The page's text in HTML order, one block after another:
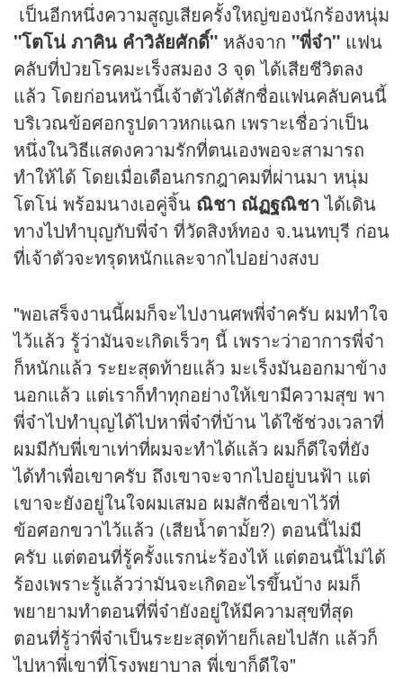
เป็นอีกหนึ่งความสูญเสียครั้งใหญ่ของนักร้องหนุ่ม
"โตโน่ ภาคิน คำวิลัยศักดิ์" หลังจาก "พี่จ๋า" แฟน
คลับที่ป่วยโรคมะเร็งสมอง 3 จุด ได้เสียชีวิตลง
แล้ว โดยก่อนหน้านี้เจ้าตัวได้สักชื่อแฟนคลับคนนี้
บริเวณข้อศอกรูปดาวหกแฉก เพราะเชื่อว่าเป็น
หนึ่งในวิธีแสดงความรักที่ตนเองพอจะสามารถ
ทำให้ได้ โดยเมื่อเดือนกรกฎาคมที่ผ่านมา หนุ่ม
โตโน่ พร้อมนางเอคู่จิ้น ณิชา ณัฏฐณิชาได้เดิน
ทางไปทำบุญกับพี่จ๋า ที่วัดสิงห์ทอง จ.นนทบุรี ก่อน
ที่เจ้าตัวจะทรุดหนักและจากไปอย่างสงบ
"พอเสร็จงานนี้ผมก็จะไปงานศพพี่จ๋าครับ ผมทำใจ
ไว้แล้ว รู้ว่ามันจะเกิดเร็วๆ นี้ เพราะว่าอาการพี่จ๋า
ก็หนักแล้ว ระยะสุดท้ายแล้ว มะเร็งมันออกมาข้าง
นอกแล้ว แต่เราก็ทำทุกอย่างให้เขามีความสุข พา
พี่จ๋าไปทำบุญได้ไปหาพี่จ๋าที่บ้าน ได้ใช้ช่วงเวลาที่
ผมมีกับพี่เขาเท่าที่ผมจะทำได้แล้ว ผมก็ดีใจที่ยัง
ได้ทำเพื่อเขาครับ ถึงเขาจะจากไปอยู่บนฟ้า แต่
เขาจะยังอยู่ในใจผมเสมอ ผมสักชื่อเขาไว้ที่
ข้อศอกขวาไว้แล้ว (เสียน้ำตามั้ย?) ตอนนี้ไม่มี
ครับ แต่ตอนที่รู้ครั้งแรกน่ะร้องไห้ แต่ตอนนี้ไม่ได้
ร้องเพราะรู้แล้วว่ามันจะเกิดอะไรขึ้นบ้าง ผมก็
พยายามทำตอนที่พี่จ๋ายังอยู่ให้มีความสุขที่สุด
ตอนที่รู้ว่าพี่จ๋าเป็นระยะสุดท้ายก็เลยไปสัก แล้วก็
ไปหาพี่เขาที่โรงพยาบาล พี่เขาก็ดีใจ"